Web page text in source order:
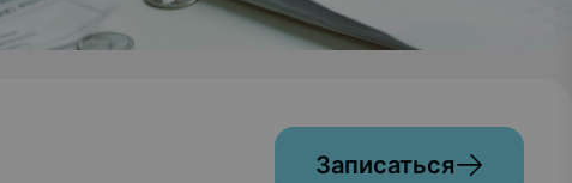
Записаться